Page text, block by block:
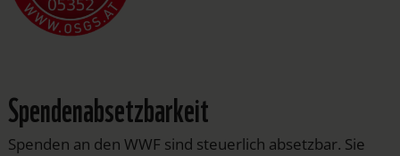
Spendenabsetzbarkeit
Spenden an den WWF sind steuerlich absetzbar. Sie